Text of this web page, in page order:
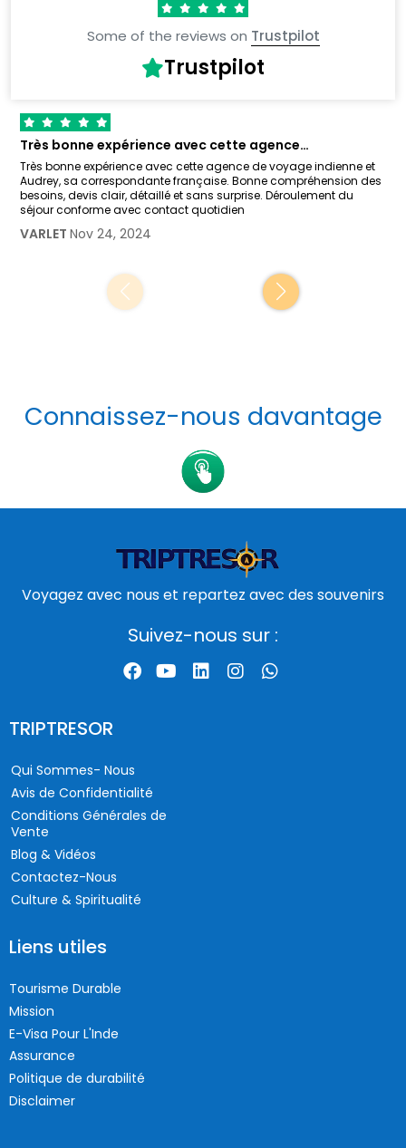
Some of the reviews on Trustpilot
Trustpilot
Très bonne expérience avec cette agence…
Très bonne expérience avec cette agence de voyage indienne et
Audrey, sa correspondante française. Bonne compréhension des
besoins, devis clair, détaillé et sans surprise. Déroulement du
séjour conforme avec contact quotidien
VARLET Nov 24, 2024
Connaissez-nous davantage
Voyagez avec nous et repartez avec des souvenirs
Suivez-nous sur :
TRIPTRESOR
Qui Sommes- Nous
Avis de Confidentialité
Conditions Générales de
Vente
Blog & Vidéos
Contactez-Nous
Culture & Spiritualité
Liens utiles
Tourisme Durable
Mission
E-Visa Pour L'Inde
Assurance
Politique de durabilité
Disclaimer